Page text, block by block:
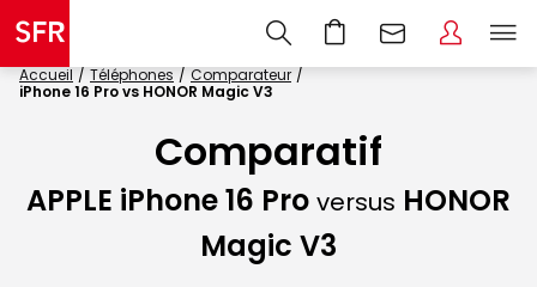
Accueil Téléphones
Comparateur
iPhone 16 Pro vs HONOR Magic V3
Comparatif
APPLE iPhone 16 Pro versus HONOR
Magic V3